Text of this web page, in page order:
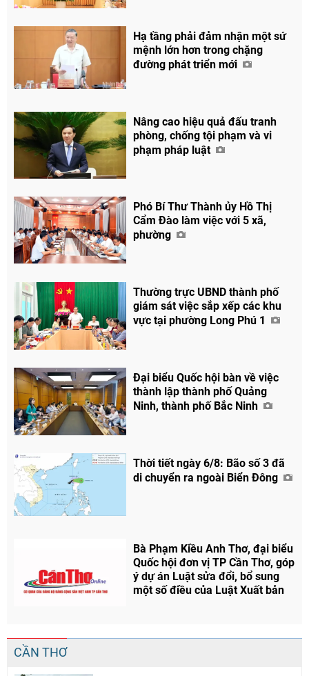
Hạ tầng phải đảm nhận một sứ
mệnh lớn hơn trong chặng
đường phát triển mới
Nâng cao hiệu quả đấu tranh
phòng, chống tội phạm và vi
phạm pháp luật
Phó Bí Thư Thành ủy Hồ Thị
Cẩm Đào làm việc với 5 xã,
phường
Thường trực UBND thành phố
giám sát việc sắp xếp các khu
vực tại phường Long Phú 1
Đại biểu Quốc hội bàn về việc
thành lập thành phố Quảng
Ninh, thành phố Bắc Ninh
Thời tiết ngày 6/8: Bão số 3 đã
di chuyển ra ngoài Biển Đông
Bà Phạm Kiều Anh Thơ, đại biểu
Quốc hội đơn vị TP Cần Thơ, góp
ý dự án Luật sửa đổi, bổ sung
một số điều của Luật Xuất bản
CẦN THƠ